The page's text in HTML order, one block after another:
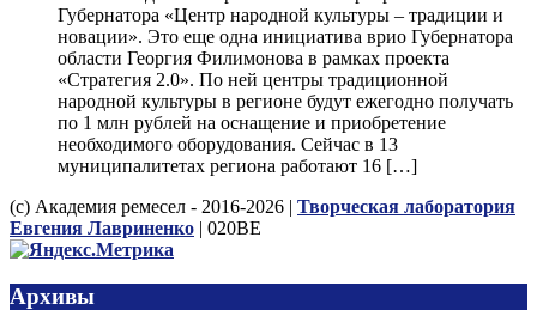
Губернатора «Центр народной культуры – традиции и
новации». Это еще одна инициатива врио Губернатора
области Георгия Филимонова в рамках проекта
«Стратегия 2.0». По ней центры традиционной
народной культуры в регионе будут ежегодно получать
по 1 млн рублей на оснащение и приобретение
необходимого оборудования. Сейчас в 13
муниципалитетах региона работают 16 […]
(с) Академия ремесел - 2016-2026 | Творческая лаборатория
Евгения Лавриненко | 020BE
Архивы